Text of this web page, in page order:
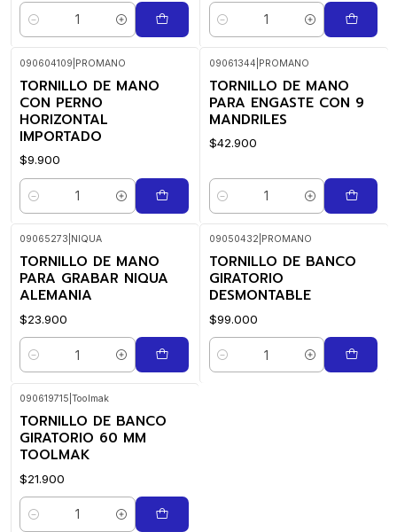
Cantidad Cantidad
090604109 PROMANO
TORNILLO DE MANO
CON PERNO
HORIZONTAL
IMPORTADO
$9.900
Cantidad
09061344 PROMANO
TORNILLO DE MANO
PARA ENGASTE CON 9
MANDRILES
$42.900
Cantidad
09065273 NIQUA
TORNILLO DE MANO
PARA GRABAR NIQUA
ALEMANIA
$23.900
Cantidad
09050432 PROMANO
TORNILLO DE BANCO
GIRATORIO
DESMONTABLE
$99.000
Cantidad
090619715 Toolmak
TORNILLO DE BANCO
GIRATORIO 60 MM
TOOLMAK
$21.900
Cantidad